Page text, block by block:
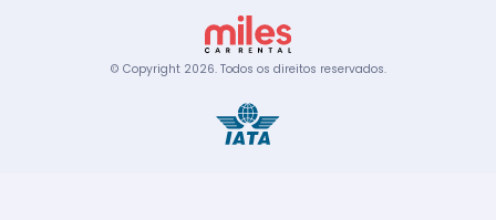
© Copyright 2026. Todos os direitos reservados.